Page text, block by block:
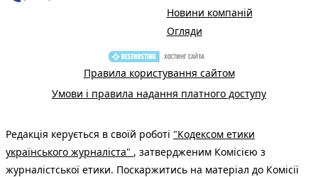
Новини компаній
Огляди
Правила користування сайтом
Умови і правила надання платного доступу
Редакція керується в своїй роботі "Кодексом етики
українського журналіста" , затвердженим Комісією з
журналістської етики. Поскаржитись на матеріал до Комісії